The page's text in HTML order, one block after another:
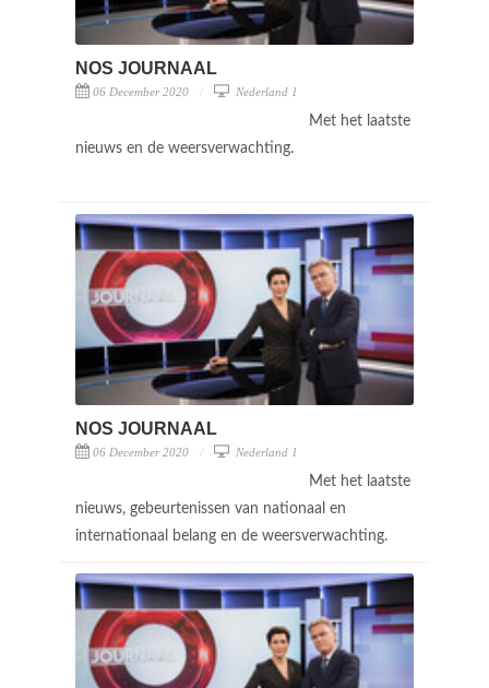
NOS JOURNAAL
06 December 2020 Nederland 1
Met het laatste
nieuws en de weersverwachting.
NOS JOURNAAL
06 December 2020 Nederland 1
Met het laatste
nieuws, gebeurtenissen van nationaal en
internationaal belang en de weersverwachting.